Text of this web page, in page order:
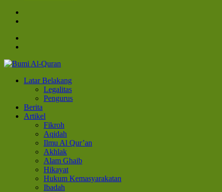
Bumi Al-Quran
Sinergi Untuk Kebahagiaan Dunia-Akhirat
Latar Belakang
Legalitas
Pengurus
Berita
Artikel
Fikroh
Aqidah
Ilmu Al Qur’an
Akhlak
Alam Ghaib
Hikayat
Hukum Kemasyarakatan
Ibadah